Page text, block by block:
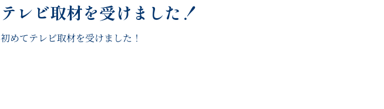
テレビ取材を受けました！
初めてテレビ取材を受けました！